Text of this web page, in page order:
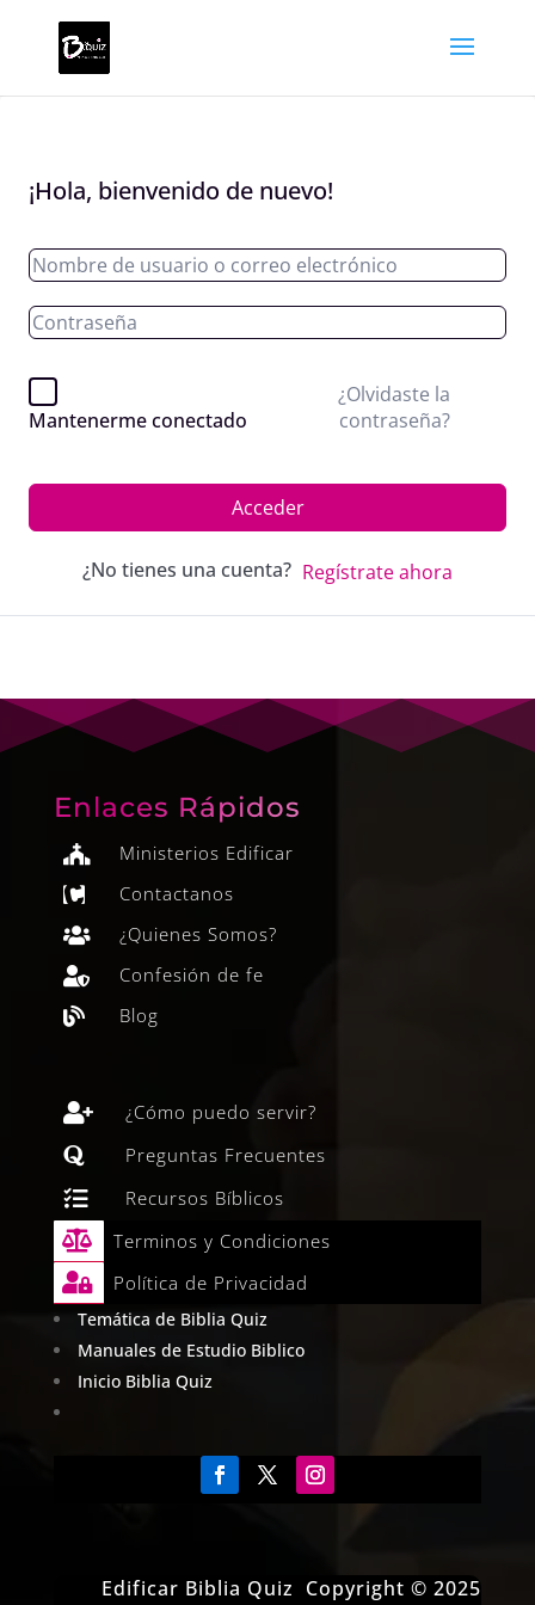
¡Hola, bienvenido de nuevo!
Mantenerme conectado
¿Olvidaste la
contraseña?
Acceder
¿No tienes una cuenta? Regístrate ahora
Enlaces Rápidos
 Ministerios Edificar
 Contactanos
 ¿Quienes Somos?
 Confesión de fe
 Blog
 ¿Cómo puedo servir?
 Preguntas Frecuentes
 Recursos Bíblicos
 Terminos y Condiciones
 Política de Privacidad
Temática de Biblia Quiz
Manuales de Estudio Biblico
Inicio Biblia Quiz
Edificar Biblia Quiz Copyright © 2025